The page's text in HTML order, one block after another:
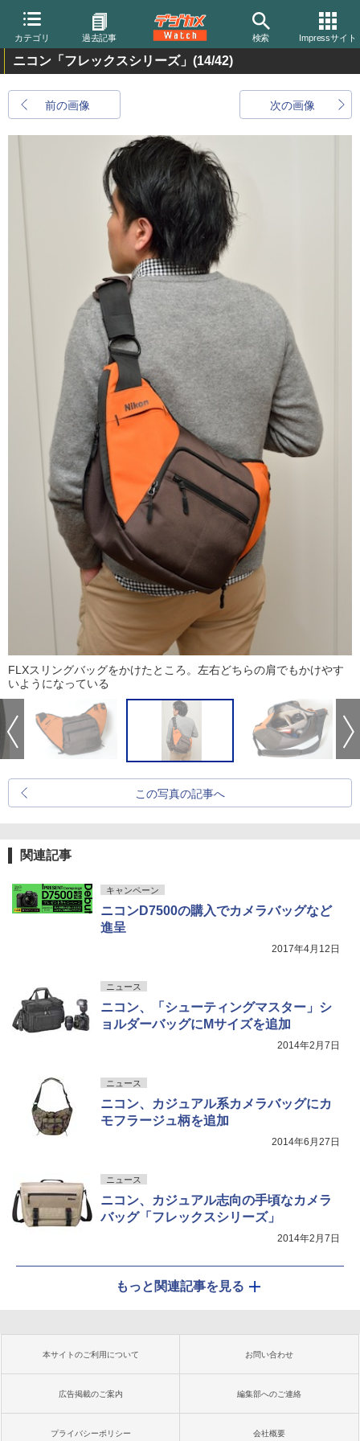
カテゴリ 過去記事 検索 Impressサイト
ニコン「フレックスシリーズ」 (14/42)
前の画像 次の画像
FLXスリングバッグをかけたところ。左右どちらの肩でもかけやす
いようになっている
この写真の記事へ
関連記事
キャンペーン
ニコンD7500の購入でカメラバッグなど
進呈
2017年4月12日
ニュース
ニコン、「シューティングマスター」シ
ョルダーバッグにMサイズを追加
2014年2月7日
ニュース
ニコン、カジュアル系カメラバッグにカ
モフラージュ柄を追加
2014年6月27日
ニュース
ニコン、カジュアル志向の手頃なカメラ
バッグ「フレックスシリーズ」
2014年2月7日
もっと関連記事を見る
本サイトのご利用について お問い合わせ
広告掲載のご案内 編集部へのご連絡
プライバシーポリシー 会社概要